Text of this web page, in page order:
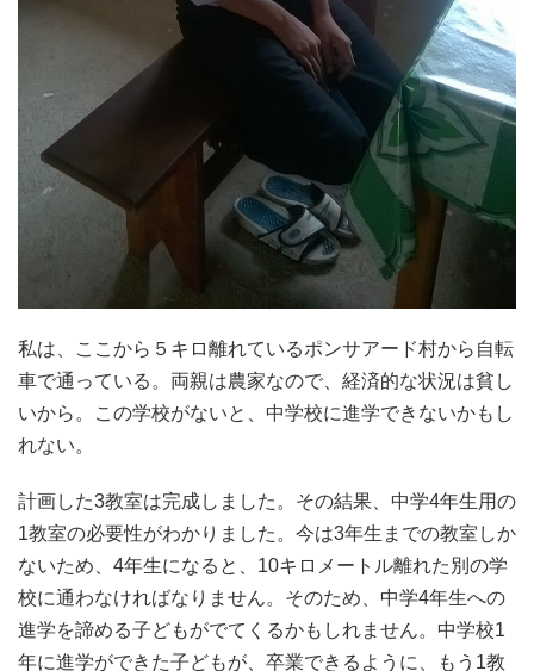
私は、ここから５キロ離れているポンサアード村から自転
車で通っている。両親は農家なので、経済的な状況は貧し
いから。この学校がないと、中学校に進学できないかもし
れない。
計画した3教室は完成しました。その結果、中学4年生用の
1教室の必要性がわかりました。今は3年生までの教室しか
ないため、4年生になると、10キロメートル離れた別の学
校に通わなければなりません。そのため、中学4年生への
進学を諦める子どもがでてくるかもしれません。中学校1
年に進学ができた子どもが、卒業できるように、もう1教